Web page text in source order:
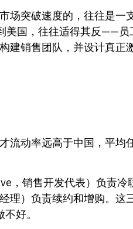
场突破速度的，往往是一
美国，往往适得其反——
建销售团队，并设计真正
流动率远高于中国，平
，销售开发代表）负责冷
）负责续约和增购。这
好。